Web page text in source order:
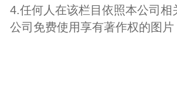
4.任何人在该栏目依照本公司
公司免费使用享有著作权的图